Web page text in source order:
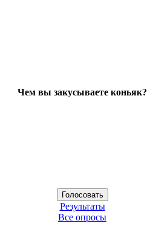
Чем вы закусываете коньяк?
Результаты
Все опросы